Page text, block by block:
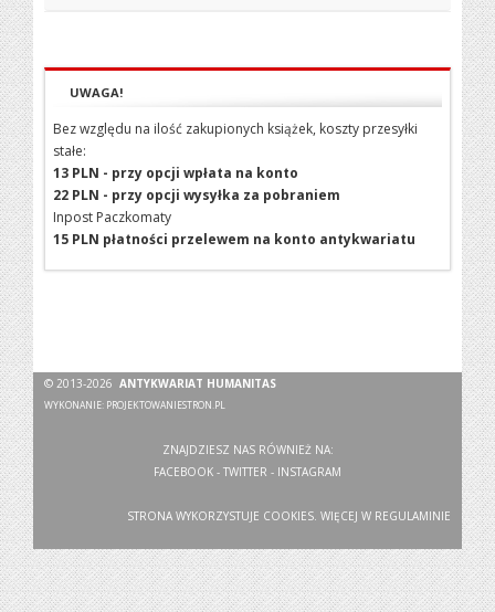
UWAGA!
Bez względu na ilość zakupionych książek, koszty przesyłki
stałe:
13 PLN - przy opcji wpłata na konto
22 PLN - przy opcji wysyłka za pobraniem
Inpost Paczkomaty
15 PLN płatności przelewem na konto antykwariatu
© 2013-2026ANTYKWARIAT HUMANITAS
WYKONANIE: PROJEKTOWANIESTRON.PL
ZNAJDZIESZ NAS RÓWNIEŻ NA:
FACEBOOK - TWITTER - INSTAGRAM
STRONA WYKORZYSTUJE COOKIES. WIĘCEJ W REGULAMINIE